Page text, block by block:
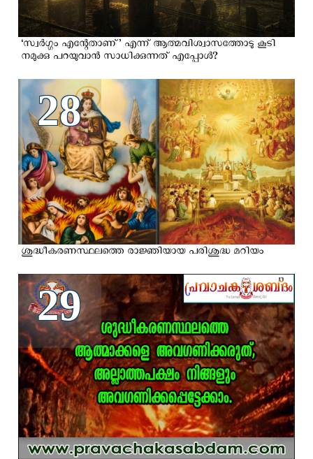
‘സ്വര്‍ഗ്ഗം എന്റേതാണ്’ എന്ന് ആത്മവിശ്വാസത്തോടു കൂടി
നമുക്കു പറയുവാന്‍ സാധിക്കുന്നത് എപ്പോൾ?
28
ശുദ്ധീകരണസ്ഥലത്തെ രാജ്ഞിയായ പരിശുദ്ധ മറിയം
29